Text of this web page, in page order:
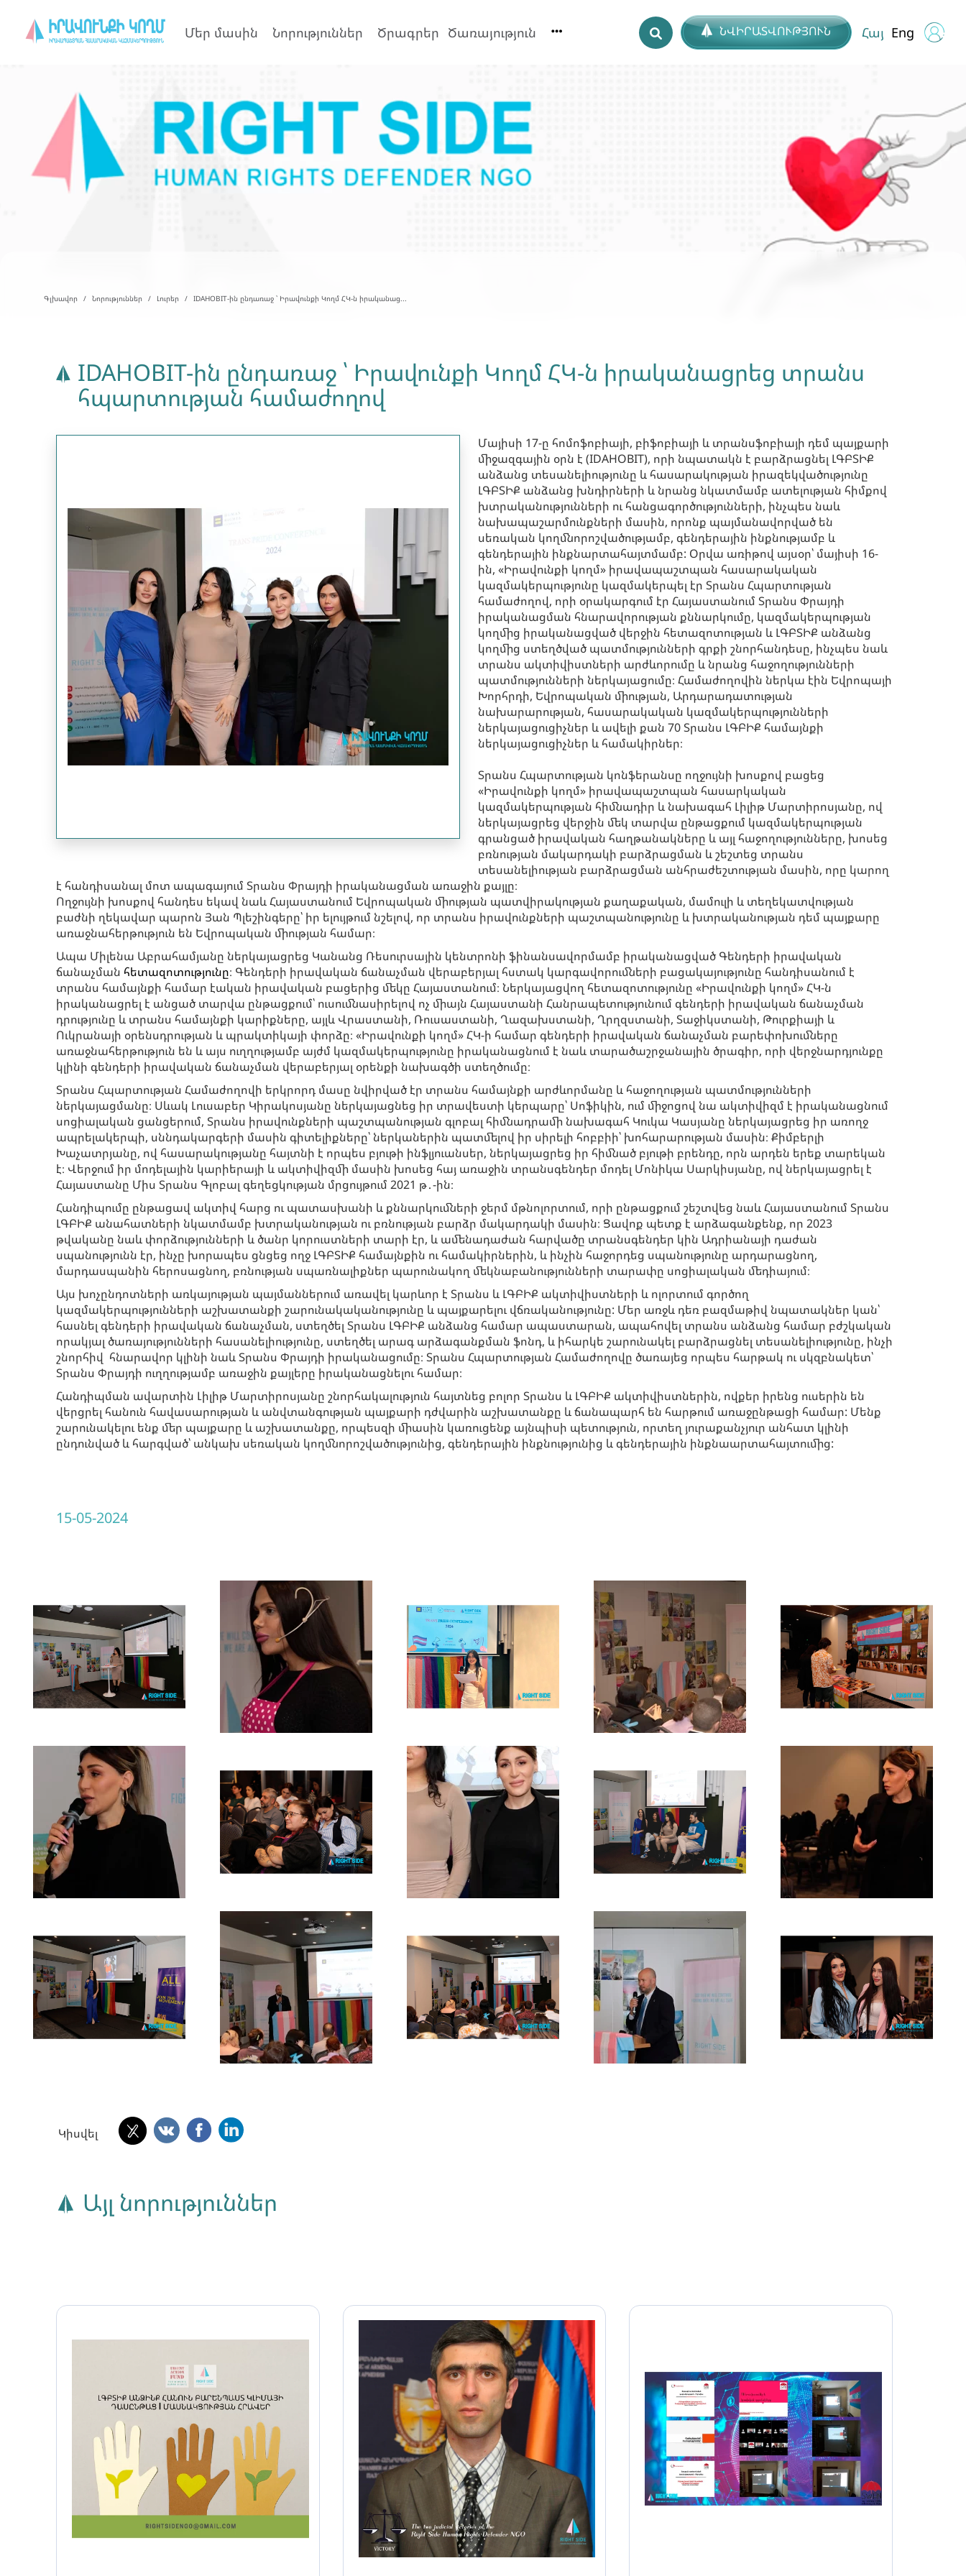
Մեր մասին Նորություններ Ծրագրեր Ծառայություն ՆՎԻՐԱՏՎՈՒԹՅՈՒՆ Հայ Eng
Գլխավոր Նորություններ Լուրեր IDAHOBIT-ին ընդառաջ ՝ Իրավունքի Կողմ ՀԿ-ն իրականաց...
IDAHOBIT-ին ընդառաջ ՝ Իրավունքի Կողմ ՀԿ-ն իրականացրեց տրանս
հպարտության համաժողով
Մայիսի 17-ը հոմոֆոբիայի, բիֆոբիայի և տրանսֆոբիայի դեմ պայքարի
միջազգային օրն է (IDAHOBIT), որի նպատակն է բարձրացնել ԼԳԲՏԻՔ
անձանց տեսանելիությունը և հասարակության իրազեկվածությունը
ԼԳԲՏԻՔ անձանց խնդիրների և նրանց նկատմամբ ատելության հիմքով
խտրականությունների ու հանցագործությունների, ինչպես նաև
նախապաշարմունքների մասին, որոնք պայմանավորված են
սեռական կողմնորոշվածությամբ, գենդերային ինքնությամբ և
գենդերային ինքնարտահայտմամբ: Oրվա առիթով այսօր՝ մայիսի 16-
ին, «Իրավունքի կողմ» իրավապաշտպան հասարակական
կազմակերպությունը կազմակերպել էր Տրանս Հպարտության
համաժողով, որի օրակարգում էր Հայաստանում Տրանս Փրայդի
իրականացման հնարավորության քննարկումը, կազմակերպության
կողմից իրականացված վերջին հետազոտության և ԼԳԲՏԻՔ անձանց
կողմից ստեղծված պատմությունների գրքի շնորհանդեսը, ինչպես նաև
տրանս ակտիվիստների արժևորումը և նրանց հաջողությունների
պատմությունների ներկայացումը։ Համաժողովին ներկա էին Եվրոպայի
Խորհրդի, Եվրոպական միության, Արդարադատության
նախարարության, հասարակական կազմակերպությունների
ներկայացուցիչներ և ավելի քան 70 Տրանս ԼԳԲԻՔ համայնքի
ներկայացուցիչներ և համակիրներ։
Տրանս Հպարտության կոնֆերանսը ողջույնի խոսքով բացեց
«Իրավունքի կողմ» իրավապաշտպան հասարկական
կազմակերպության հիմնադիր և նախագահ Լիլիթ Մարտիրոսյանը, ով
ներկայացրեց վերջին մեկ տարվա ընթացքում կազմակերպության
գրանցած իրավական հաղթանակները և այլ հաջողությունները, խոսեց
բռնության մակարդակի բարձրացման և շեշտեց տրանս
տեսանելիության բարձրացման անհրաժեշտության մասին, որը կարող
է հանդիսանալ մոտ ապագայում Տրանս Փրայդի իրականացման առաջին քայլը։
Ողջույնի խոսքով հանդես եկավ նաև Հայաստանում Եվրոպական միության պատվիրակության քաղաքական, մամուլի և տեղեկատվության
բաժնի ղեկավար պարոն Յան Պլեշինգերը՝ իր ելույթում նշելով, որ տրանս իրավունքների պաշտպանությունը և խտրականության դեմ պայքարը
առաջնահերթություն են Եվրոպական միության համար։
Ապա Միլենա Աբրահամյանը ներկայացրեց Կանանց Ռեսուրսային կենտրոնի ֆինանսավորմամբ իրականացված Գենդերի իրավական
ճանաչման հետազոտությունը։ Գենդերի իրավական ճանաչման վերաբերյալ հստակ կարգավորումների բացակայությունը հանդիսանում է
տրանս համայնքի համար էական իրավական բացերից մեկը Հայաստանում։ Ներկայացվող հետազոտությունը «Իրավունքի կողմ» ՀԿ-ն
իրականացրել է անցած տարվա ընթացքում՝ ուսումնասիրելով ոչ միայն Հայաստանի Հանրապետությունում գենդերի իրավական ճանաչման
դրությունը և տրանս համայնքի կարիքները, այլև Վրաստանի, Ռուսաստանի, Ղազախստանի, Ղրղզստանի, Տաջիկստանի, Թուրքիայի և
Ուկրանայի օրենսդրության և պրակտիկայի փորձը։ «Իրավունքի կողմ» ՀԿ-ի համար գենդերի իրավական ճանաչման բարեփոխումները
առաջնահերթություն են և այս ուղղությամբ այժմ կազմակերպությունը իրականացնում է նաև տարածաշրջանային ծրագիր, որի վերջնարդյունքը
կլինի գենդերի իրավական ճանաչման վերաբերյալ օրենքի նախագծի ստեղծումը։
Տրանս Հպարտության Համաժողովի երկրորդ մասը նվիրված էր տրանս համայնքի արժևորմանը և հաջողության պատմությունների
ներկայացմանը։ Սևակ Լուսաբեր Կիրակոսյանը ներկայացնեց իր տրավեստի կերպարը՝ Սոֆիկին, ում միջոցով նա ակտիվիզմ է իրականացնում
սոցիալական ցանցերում, Տրանս իրավունքների պաշտպանության գլոբալ հիմնադրամի նախագահ Կուկա Կասյանը ներկայացրեց իր առողջ
ապրելակերպի, սննդակարգերի մասին գիտելիքները՝ ներկաներին պատմելով իր սիրելի հոբբիի՝ խոհարարության մասին։ Քիմբերլի
Խաչատրյանը, ով հասարակությանը հայտնի է որպես բյութի ինֆլյուանսեր, ներկայացրեց իր հիմնած բյութի բրենդը, որն արդեն երեք տարեկան
է։ Վերջում իր մոդելային կարիերայի և ակտիվիզմի մասին խոսեց հայ առաջին տրանսգենդեր մոդել Մոնիկա Սարկիսյանը, ով ներկայացրել է
Հայաստանը Միս Տրանս Գլոբալ գեղեցկության մրցույթում 2021 թ․-ին։
Հանդիպումը ընթացավ ակտիվ հարց ու պատասխանի և քննարկումների ջերմ մթնոլորտում, որի ընթացքում շեշտվեց նաև Հայաստանում Տրանս
ԼԳԲԻՔ անահատների նկատմամբ խտրականության ու բռնության բարձր մակարդակի մասին։ Ցավոք պետք է արձագանքենք, որ 2023
թվականը նաև փորձությունների և ծանր կորուստների տարի էր, և ամենադաժան հարվածը տրանսգենդեր կին Ադրիանայի դաժան
սպանությունն էր, ինչը խորապես ցնցեց ողջ ԼԳԲՏԻՔ համայնքին ու համակիրներին, և ինչին հաջորդեց սպանությունը արդարացնող,
մարդասպանին հերոսացնող, բռնության սպառնալիքներ պարունակող մեկնաբանությունների տարափը սոցիալական մեդիայում։
Այս խոչընդոտների առկայության պայմաններում առավել կարևոր է Տրանս և ԼԳԲԻՔ ակտիվիստների և ոլորտում գործող
կազմակերպությունների աշխատանքի շարունակականությունը և պայքարելու վճռականությունը: Մեր առջև դեռ բազմաթիվ նպատակներ կան՝
հասնել գենդերի իրավական ճանաչման, ստեղծել Տրանս ԼԳԲԻՔ անձանց համար ապաստարան, ապահովել տրանս անձանց համար բժշկական
որակյալ ծառայությունների հասանելիությունը, ստեղծել արագ արձագանքման ֆոնդ, և իհարկե շարունակել բարձրացնել տեսանելիությունը, ինչի
շնորհիվ հնարավոր կլինի նաև Տրանս Փրայդի իրականացումը։ Տրանս Հպարտության Համաժողովը ծառայեց որպես հարթակ ու սկզբնակետ՝
Տրանս Փրայդի ուղղությամբ առաջին քայլերը իրականացնելու համար։
Հանդիպման ավարտին Լիլիթ Մարտիրոսյանը շնորհակալություն հայտնեց բոլոր Տրանս և ԼԳԲԻՔ ակտիվիստներին, ովքեր իրենց ուսերին են
վերցրել հանուն հավասարության և անվտանգության պայքարի դժվարին աշխատանքը և ճանապարհ են հարթում առաջընթացի համար: Մենք
շարունակելու ենք մեր պայքարը և աշխատանքը, որպեսզի միասին կառուցենք այնպիսի պետություն, որտեղ յուրաքանչյուր անհատ կլինի
ընդունված և հարգված՝ անկախ սեռական կողմնորոշվածությունից, գենդերային ինքնությունից և գենդերային ինքնաարտահայտումից:
15-05-2024
Կիսվել
Այլ նորություններ